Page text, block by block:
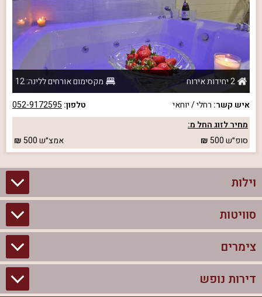
2 יחידות אירוח
מקסימום אורחים ללינה: 12
איש קשר: רחלי / יוחאי טלפון: 052-9172595
מחיר לזוג החל מ:
סופ״ש500 אמצ״ש500
וילות
וילות בצפון
וילות להשכרה
סוויטות
סוויטות בצפון
צימרים לזוגות עם בריכה פרטית
צימרים
צימרים בצפון
דירות נופש